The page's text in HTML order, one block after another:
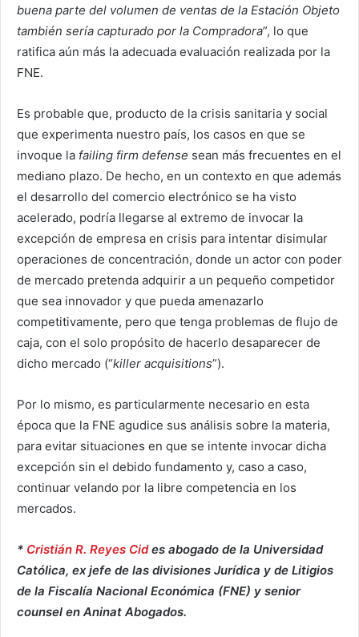
buena parte del volumen de ventas de la Estación Objeto
también sería capturado por la Compradora”, lo que
ratifica aún más la adecuada evaluación realizada por la
FNE.
Es probable que, producto de la crisis sanitaria y social
que experimenta nuestro país, los casos en que se
invoque la failing firm defense sean más frecuentes en el
mediano plazo. De hecho, en un contexto en que además
el desarrollo del comercio electrónico se ha visto
acelerado, podría llegarse al extremo de invocar la
excepción de empresa en crisis para intentar disimular
operaciones de concentración, donde un actor con poder
de mercado pretenda adquirir a un pequeño competidor
que sea innovador y que pueda amenazarlo
competitivamente, pero que tenga problemas de flujo de
caja, con el solo propósito de hacerlo desaparecer de
dicho mercado (“killer acquisitions”).
Por lo mismo, es particularmente necesario en esta
época que la FNE agudice sus análisis sobre la materia,
para evitar situaciones en que se intente invocar dicha
excepción sin el debido fundamento y, caso a caso,
continuar velando por la libre competencia en los
mercados.
* Cristián R. Reyes Cides abogado de la Universidad
Católica, ex jefe de las divisiones Jurídica y de Litigios
de la Fiscalía Nacional Económica (FNE) y senior
counsel en Aninat Abogados.